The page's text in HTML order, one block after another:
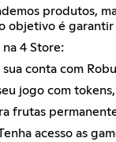
produtos,
objetivo é
4 Store:
sua conta com
jogo com
frutas
acesso as